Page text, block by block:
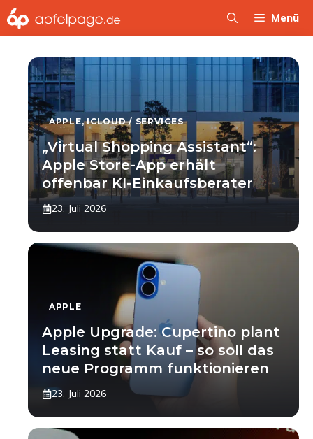
Zum
Inhalt
Menü
APPLE,ICLOUD / SERVICES
„Virtual Shopping Assistant“:
Apple Store-App erhält
offenbar KI-Einkaufsberater
23. Juli 2026
APPLE
Apple Upgrade: Cupertino plant
Leasing statt Kauf – so soll das
neue Programm funktionieren
23. Juli 2026